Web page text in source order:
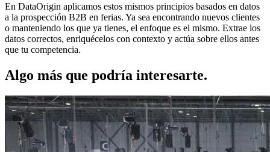
En DataOrigin aplicamos estos mismos principios basados en datos
a la prospección B2B en ferias. Ya sea encontrando nuevos clientes
o manteniendo los que ya tienes, el enfoque es el mismo. Extrae los
datos correctos, enriquécelos con contexto y actúa sobre ellos antes
que tu competencia.
Algo más que podría interesarte.